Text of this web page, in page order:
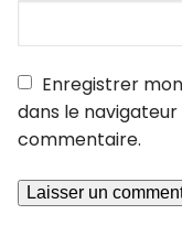
Enregistrer
dans le
commentaire.